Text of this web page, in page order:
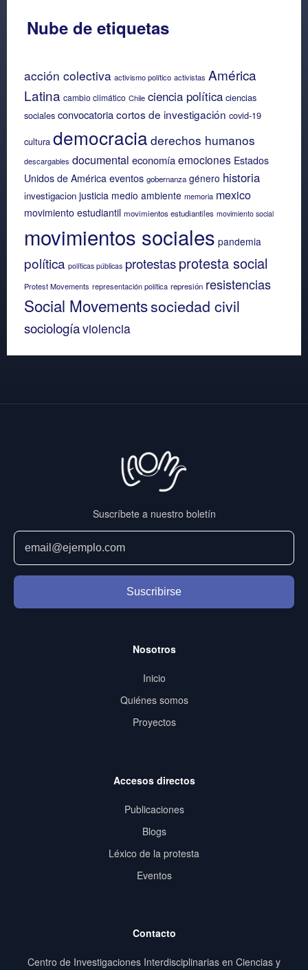
Nube de etiquetas
acción colectiva activismo político activistas América
Latina cambio climático Chile ciencia política ciencias
sociales convocatoriacortos de investigación covid-19
cultura democracia derechos humanos
descargables documental economíaemociones Estados
Unidos de América eventos gobernanza género historia
investigacion justicia medio ambiente memoria mexico
movimiento estudiantil movimientos estudiantiles movimiento social
movimientos sociales pandemia
política políticas públicas protestasprotesta social
Protest Movements representación política represión resistencias
Social Movementssociedad civil
sociologíaviolencia
Suscríbete a nuestro boletín
Suscribirse
Nosotros
Inicio
Quiénes somos
Proyectos
Accesos directos
Publicaciones
Blogs
Léxico de la protesta
Eventos
Contacto
Centro de Investigaciones Interdisciplinarias en Ciencias y